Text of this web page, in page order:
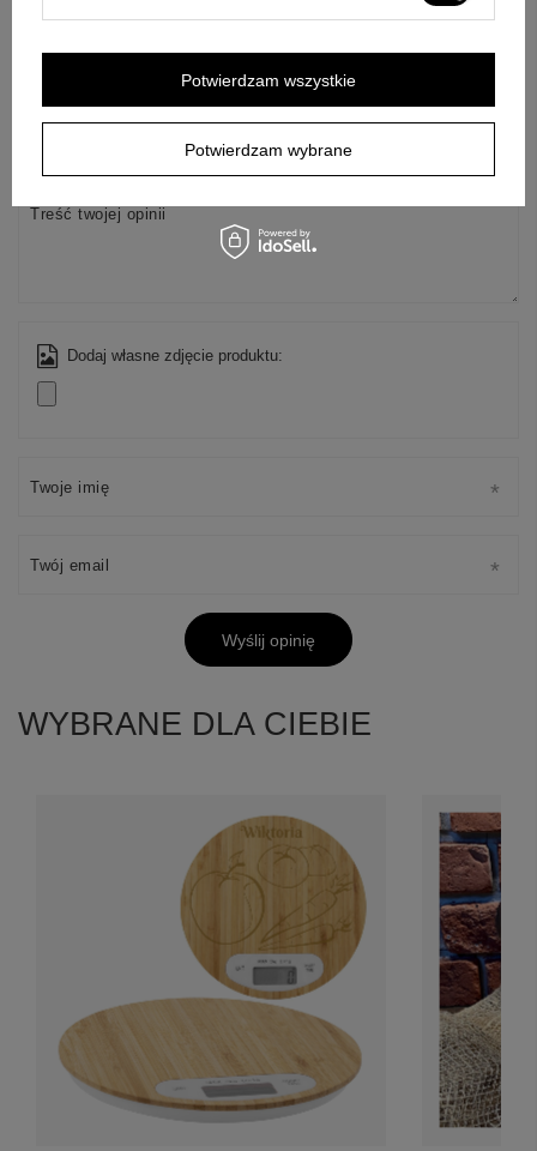
Twoja ocena:
5/5
Treść twojej opinii
Dodaj własne zdjęcie produktu:
Twoje imię
Twój email
Wyślij opinię
WYBRANE DLA CIEBIE
Potwierdzam wybrane
Potwierdzam wszystkie